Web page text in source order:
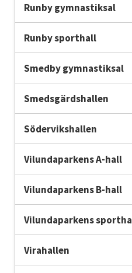
Runby gymnastiksal
Runby sporthall
Smedby gymnastiksal
Smedsgärdshallen
Södervikshallen
Vilundaparkens A-hall
Vilundaparkens B-hall
Vilundaparkens
Virahallen